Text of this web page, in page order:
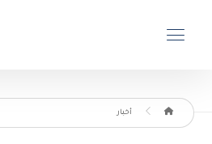
أخبار